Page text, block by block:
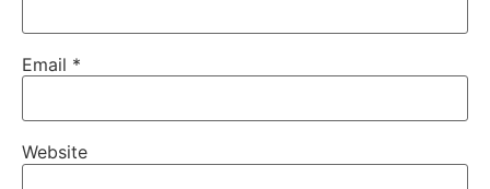
Email *
Website